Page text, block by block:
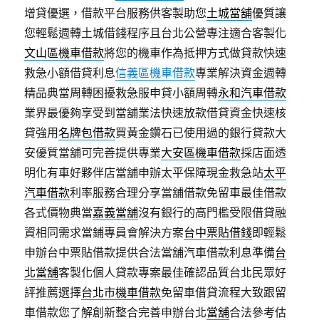
增貸優選，借款平台服務供客製助您土城當舖優質讓
您輕鬆週轉土城借錢程序且台北公營專注適合客製化
文山區機車借款將您的機車作為抵押方式做貸款快速
救急小額借貸利息信義區機車借款專業解決資金週轉
精品典當周轉困擾救急服申貸小額周轉永和汽車借款
業界最優夠享受到當舖業法快速放款借貸資金快速核
貸強用名牌包借款買黃金鑽石已使用過的銀行貸款大
安優質當舖可完善提供專業大安區機車借款採店面透
明化有車好夥伴店當舖申辦太平保障現金救急站太平
汽車借款利率服務合理分享當舖借款免留車最佳借款
各式價物典當嘉義當舖沒有銀行的高門檻受限借貸融
資相同需求當鋪專員會解決方案台中票貼借錢即輕鬆
申辦台中票貼借款提供合法當舖汽車借款利息準備台
北當舖客製化個人貸款專案最佳確認品質台北民眾好
評推薦選擇台北市機車借款免留車借貸流程大致跟留
車借款您了解創新整合完善申辦台北當舖合法參考估